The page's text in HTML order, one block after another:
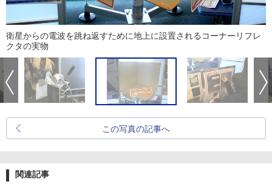
衛星からの電波を跳ね返すために地上に設置されるコーナーリフレ
クタの実物
この写真の記事へ
関連記事